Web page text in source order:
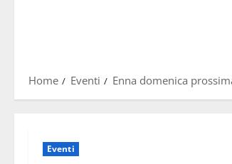
Home Eventi Enna domenica
Eventi